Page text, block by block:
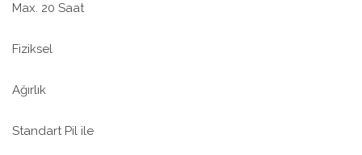
Max. 20 Saat
Fiziksel
Ağırlık
Standart Pil ile